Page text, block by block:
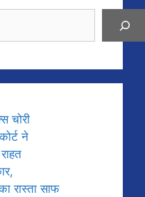
चोरी
ने
रास्ता साफ